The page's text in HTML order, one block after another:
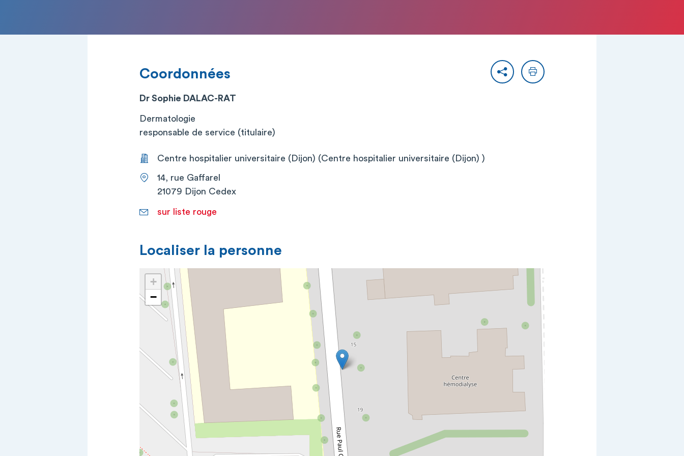
PartagerImprimer
Coordonnées
Dr Sophie DALAC-RAT
Dermatologie
responsable de service (titulaire)
Centre hospitalier universitaire (Dijon) (Centre hospitalier universitaire (Dijon) )
14, rue Gaffarel
21079 Dijon Cedex
sur liste rouge
Localiser la personne
+
−